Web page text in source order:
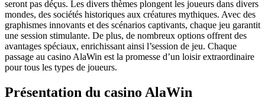
seront pas déçus. Les divers thèmes plongent les joueurs dans divers
mondes, des sociétés historiques aux créatures mythiques. Avec des
graphismes innovants et des scénarios captivants, chaque jeu garantit
une session stimulante. De plus, de nombreux options offrent des
avantages spéciaux, enrichissant ainsi l’session de jeu. Chaque
passage au casino AlaWin est la promesse d’un loisir extraordinaire
pour tous les types de joueurs.
Présentation du casino AlaWin